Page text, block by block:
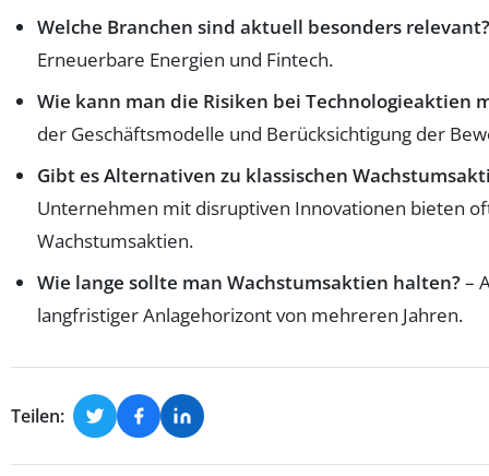
Welche Branchen sind aktuell besonders relevant?
Erneuerbare Energien und Fintech.
Wie kann man die Risiken bei Technologieaktien
der Geschäftsmodelle und Berücksichtigung der
Gibt es Alternativen zu klassischen
Unternehmen mit disruptiven Innovationen bieten
Wachstumsaktien.
Wie lange sollte man Wachstumsaktien halten?–
langfristiger Anlagehorizont von mehreren Jahren.
Teilen: